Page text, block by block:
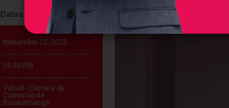
Datos claves del evento
Noviembre 12, 2025
06:00 PM
Virtual - Cámara de
Comercio de
Bucaramanga